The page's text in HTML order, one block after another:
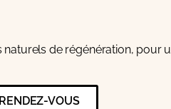
de régénération, pour
VOUS